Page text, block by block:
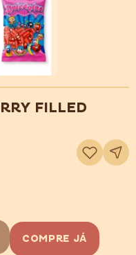
FILLED
Adicionar
à
lista
COMPRE JÁ